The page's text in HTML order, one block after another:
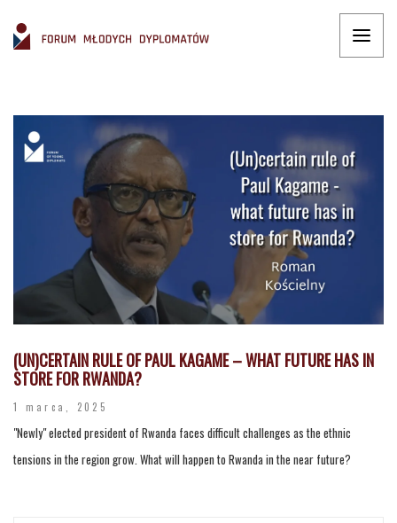
(UN)CERTAIN RULE OF PAUL KAGAME – WHAT FUTURE HAS IN
STORE FOR RWANDA?
1 marca, 2025
"Newly" elected president of Rwanda faces difficult challenges as the ethnic
tensions in the region grow. What will happen to Rwanda in the near future?